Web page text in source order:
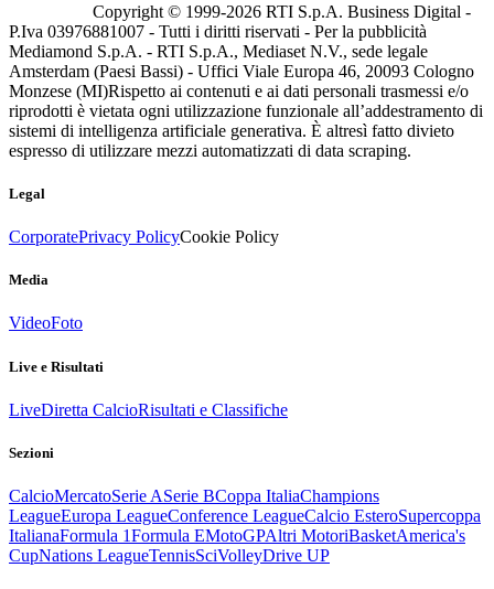
Copyright © 1999-2026 RTI S.p.A. Business Digital -
P.Iva 03976881007 - Tutti i diritti riservati - Per la pubblicità
Mediamond S.p.A. - RTI S.p.A., Mediaset N.V., sede legale
Amsterdam (Paesi Bassi) - Uffici Viale Europa 46, 20093 Cologno
Monzese (MI)Rispetto ai contenuti e ai dati personali trasmessi e/o
riprodotti è vietata ogni utilizzazione funzionale all’addestramento di
sistemi di intelligenza artificiale generativa. È altresì fatto divieto
espresso di utilizzare mezzi automatizzati di data scraping.
Legal
CorporatePrivacy PolicyCookie Policy
Media
VideoFoto
Live e Risultati
LiveDiretta CalcioRisultati e Classifiche
Sezioni
CalcioMercatoSerie ASerie BCoppa ItaliaChampions
LeagueEuropa LeagueConference LeagueCalcio EsteroSupercoppa
ItalianaFormula 1Formula EMotoGPAltri MotoriBasketAmerica's
CupNations LeagueTennisSciVolleyDrive UP